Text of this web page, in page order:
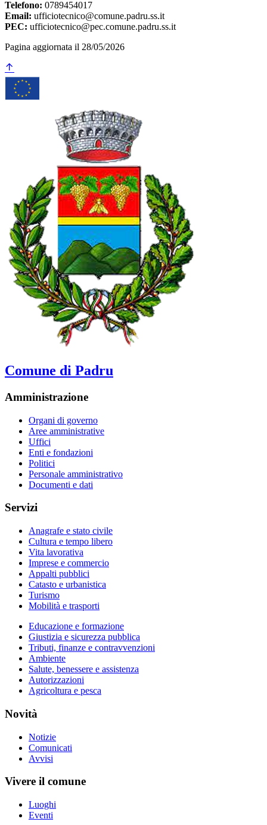
Telefono: 0789454017
Email: ufficiotecnico@comune.padru.ss.it
PEC: ufficiotecnico@pec.comune.padru.ss.it
Pagina aggiornata il 28/05/2026
Comune di Padru
Amministrazione
Organi di governo
Aree amministrative
Uffici
Enti e fondazioni
Politici
Personale amministrativo
Documenti e dati
Servizi
Anagrafe e stato civile
Cultura e tempo libero
Vita lavorativa
Imprese e commercio
Appalti pubblici
Catasto e urbanistica
Turismo
Mobilità e trasporti
Educazione e formazione
Giustizia e sicurezza pubblica
Tributi, finanze e contravvenzioni
Ambiente
Salute, benessere e assistenza
Autorizzazioni
Agricoltura e pesca
Novità
Notizie
Comunicati
Avvisi
Vivere il comune
Luoghi
Eventi